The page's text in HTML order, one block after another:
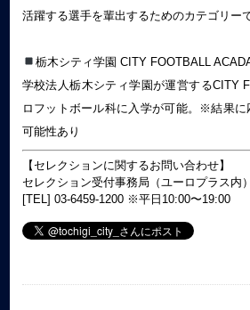
活躍する選手を輩出するためのカテゴリー
栃木シティ学園 CITY FOOTBALL
学校法人栃木シティ学園が運営するCITY
ロフットボール科に入学が可能。※結果
可能性あり
【セレクションに関するお問い合わせ】
セレクション受付事務局（ユーロプラス内）
[TEL] 03-6459-1200 ※平日10:00〜19:00